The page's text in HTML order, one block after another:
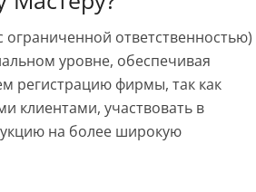
ответственностью)
уровне, обеспечивая
регистрацию фирмы, так как
клиентами, участвовать в
на более широкую